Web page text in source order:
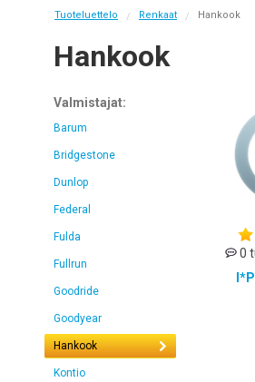
Tuoteluettelo / Renkaat / Hankook
Hankook
Valmistajat:
Barum
Bridgestone
Dunlop
Federal
Fulda
Fullrun
Goodride
Goodyear
Hankook
Kontio
0